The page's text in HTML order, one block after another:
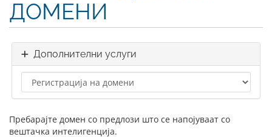
ДОМЕНИ
Дополнителни услуги
Пребарајте домен со предлози што се напојуваат со
вештачка интелигенција.